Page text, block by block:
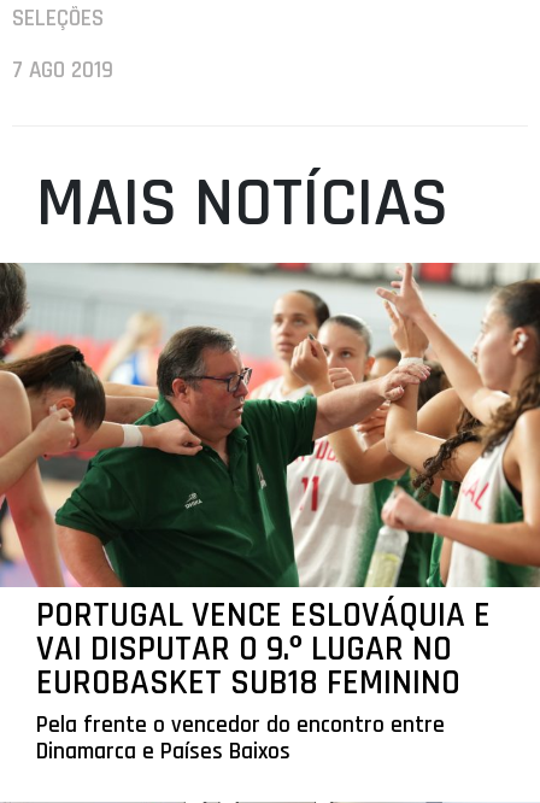
SELEÇÕES
7 AGO 2019
MAIS NOTÍCIAS
PORTUGAL VENCE ESLOVÁQUIA E
VAI DISPUTAR O 9.º LUGAR NO
EUROBASKET SUB18 FEMININO
Pela frente o vencedor do encontro entre
Dinamarca e Países Baixos